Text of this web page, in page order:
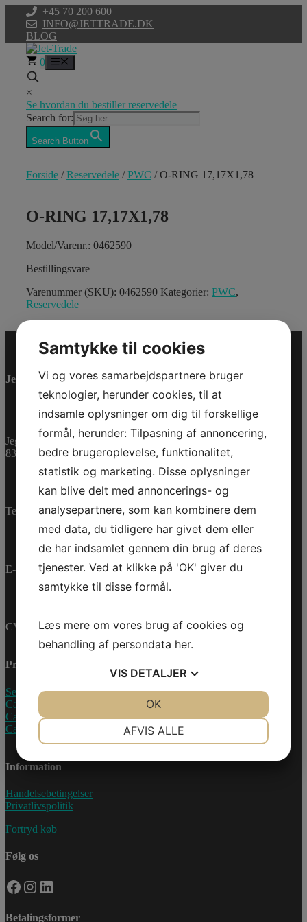
indhold
+45 70 200 600
INFO@JETTRADE.DK
BLOG
0
×
Se hvordan du bestiller reservedele
Search for:
Search Button
Forside /Reservedele /PWC / O-RING 17,17X1,78
O-RING 17,17X1,78
Model/Varenr.: 0462590
Bestillingsvare
Varenummer (SKU): 0462590 Kategorier: PWC,
Reservedele
Jet-Trade Powersport
Jegstrupvej 280
8361 Hasselager
Telefon:+45 70 200 600
E-mail:info@jettrade.dk
CVR-nummer: 27233678
Produkter
Sea-Doo Vandscooter
Can-Am ATV
Can-Am UTV
Can-Am Roadster
Information
Handelsebetingelser
Privatlivspolitik
Fortryd køb
Følg os
Facebook
Instagram
LinkedIn
Betalingsformer
Samtykke til cookies
Vi og vores samarbejdspartnere bruger
teknologier, herunder cookies, til at
indsamle oplysninger om dig til forskellige
formål, herunder: Tilpasning af annoncering,
bedre brugeroplevelse, funktionalitet,
statistik og marketing. Disse oplysninger
kan blive delt med annoncerings- og
analysepartnere, som kan kombinere dem
med data, du tidligere har givet dem eller
de har indsamlet gennem din brug af deres
tjenester. Ved at klikke på 'OK' giver du
samtykke til disse formål.
Læs mere om vores brug af cookies og
behandling af persondata her.
VIS DETALJER
AFVIS ALLE
OK